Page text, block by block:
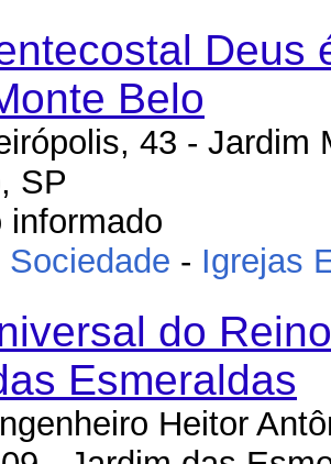
Deus
Belo
43 - Jardim
SP
informado
Sociedade - Igrejas
do
Esmeraldas
Heitor